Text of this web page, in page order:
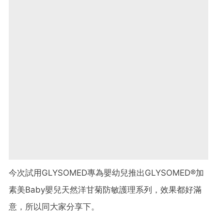
今次試用GLYSOMED專為嬰幼兒推出GLYSOMED®加
素美Baby嬰兒天然洋甘菊防敏護理系列，效果都好滿
意， 所以同大家分享下。